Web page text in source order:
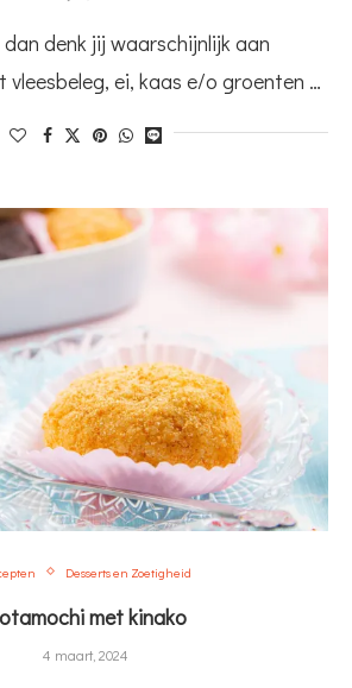
dan denk jij waarschijnlijk aan
vleesbeleg, ei, kaas e/o groenten …
Desserts en Zoetigheid
met kinako
4 maart, 2024